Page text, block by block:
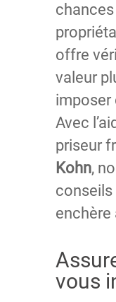
offre
valeur
imposer
Avec
priseur
Kohn,
conseils
enchère
vous